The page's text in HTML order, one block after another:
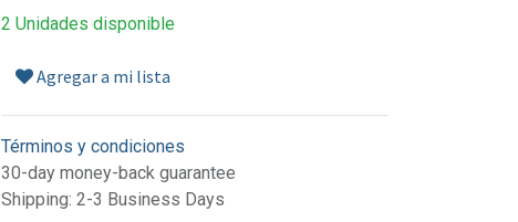
2 Unidades disponible
Agregar a mi lista
Términos y condiciones
30-day money-back guarantee
Shipping: 2-3 Business Days